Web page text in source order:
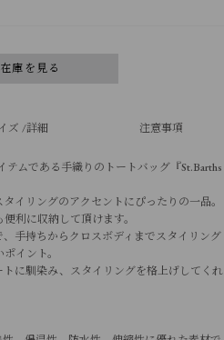
庫を見る
ズ /詳細 注意事項
ムである手織りのトートバッグ『St.Barths
イリングのアクセントにぴったりの一品。
利に収納して頂けます。
手持ちからクロスボディまでスタイリング
イント。
に馴染み、スタイリングを格上げしてくれ